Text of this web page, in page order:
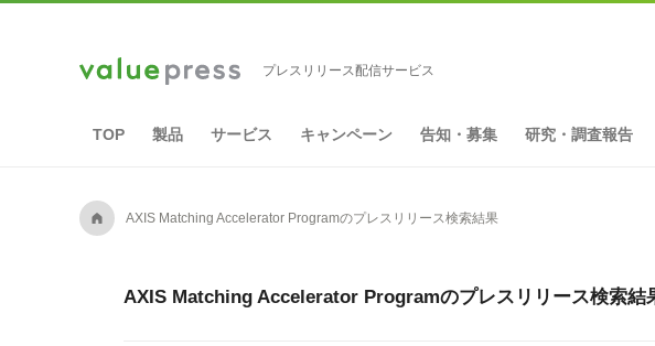
プレスリリース配信サービス
TOP 製品 サービス キャンペーン 告知・募集 研究・調査報告
A AXIS Matching Accelerator Programのプレスリリース検索結果
AXIS Matching Accelerator Programのプレスリリース検索結